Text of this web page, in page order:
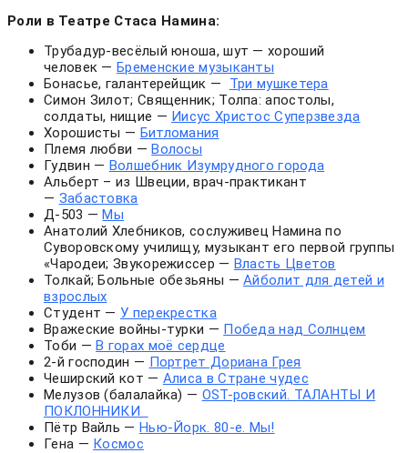
Роли в Театре Стаса Намина:
Трубадур-весёлый юноша, шут — хороший
человек — Бременские музыканты
Бонасье, галантерейщик — Три мушкетера
Симон Зилот; Священник; Толпа: апостолы,
солдаты, нищие — Иисус Христос Суперзвезда
Хорошисты — Битломания
Племя любви —Волосы
Гудвин — Волшебник Изумрудного города
Альберт – из Швеции, врач-практикант
— Забастовка
Д-503 —Мы
Анатолий Хлебников, сослуживец Намина по
Суворовскому училищу, музыкант его первой группы
«Чародеи; Звукорежиссер — Власть Цветов
Толкай; Больные обезьяны —Айболит для детей и
взрослых
Студент —У перекрестка
Вражеские войны-турки — Победа над Солнцем
Тоби —В горах моё сердце
2-й господин — Портрет Дориана Грея
Чеширский кот — Алиса в Стране чудес
Мелузов (балалайка) — OST-ровский. ТАЛАНТЫ И
ПОКЛОННИКИ
Пётр Вайль — Нью-Йорк. 80-е. Мы!
Гена — Космос